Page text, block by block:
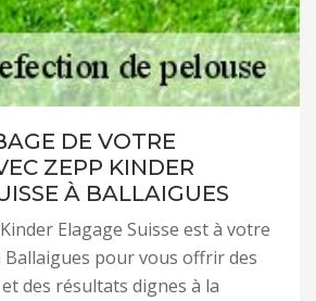
DE VOTRE
ZEPP KINDER
À BALLAIGUES
Elagage Suisse est à votre
Ballaigues pour vous offrir des
des résultats dignes à la